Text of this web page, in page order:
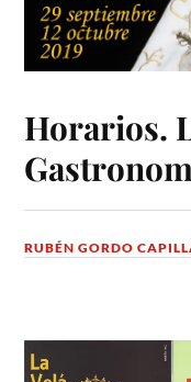
Horarios.
RUBÉN GORDO